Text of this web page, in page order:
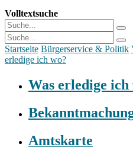
Volltextsuche
Startseite Bürgerservice & Politik
erledige ich wo?
Was erledige ich
Amtskarte